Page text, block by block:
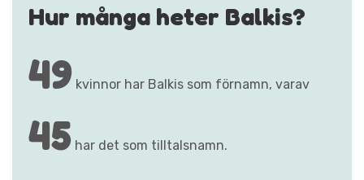
Hur många heter Balkis?
49 kvinnor har Balkis som förnamn, varav
45 har det som tilltalsnamn.